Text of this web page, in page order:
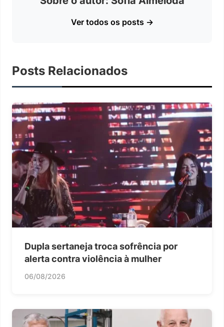
Ver todos os posts →
Posts Relacionados
Dupla sertaneja troca sofrência por
alerta contra violência à mulher
06/08/2026